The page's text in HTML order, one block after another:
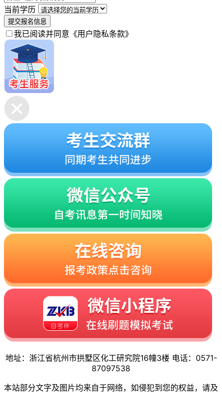
当前学历
提交报名信息
我已阅读并同意 《用户隐私条款》
地址：浙江省杭州市拱墅区化工研究院16幢3楼 电话：0571-
87097538
本站部分文字及图片均来自于网络，如侵犯到您的权益，请及